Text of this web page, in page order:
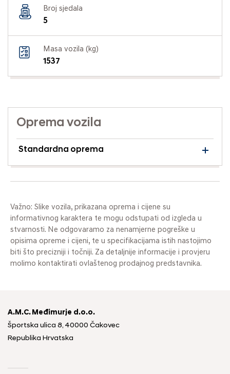
Broj sjedala
5
Masa vozila (kg)
1537
Oprema vozila
Standardna oprema
Važno: Slike vozila, prikazana oprema i cijene su
informativnog karaktera te mogu odstupati od izgleda u
stvarnosti. Ne odgovaramo za nenamjerne pogreške u
opisima opreme i cijeni, te u specifikacijama istih nastojimo
biti što precizniji i točniji. Za detaljnije informacije i provjeru
molimo kontaktirati ovlaštenog prodajnog predstavnika.
A.M.C. Međimurje d.o.o.
Športska ulica 8, 40000 Čakovec
Republika Hrvatska